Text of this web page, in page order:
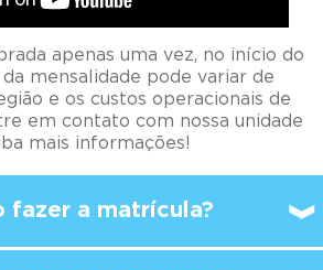
mais informações!
fazer a matrícula?
a duração do curso?
começar a